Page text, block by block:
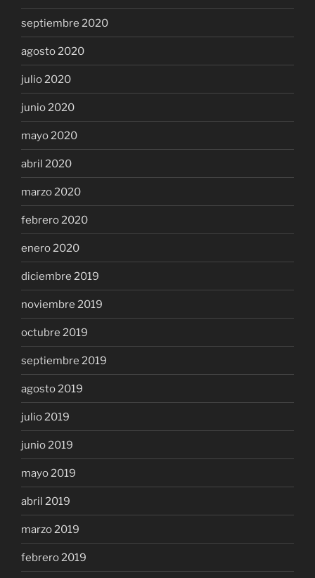
septiembre 2020
agosto 2020
julio 2020
junio 2020
mayo 2020
abril 2020
marzo 2020
febrero 2020
enero 2020
diciembre 2019
noviembre 2019
octubre 2019
septiembre 2019
agosto 2019
julio 2019
junio 2019
mayo 2019
abril 2019
marzo 2019
febrero 2019